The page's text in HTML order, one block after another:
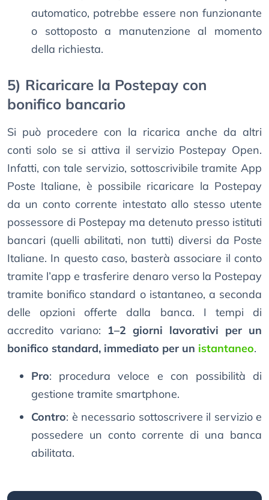
automatico, potrebbe essere non funzionante
o sottoposto a manutenzione al momento
della richiesta.
5) Ricaricare la Postepay con
bonifico bancario
Si può procedere con la ricarica anche da altri
conti solo se si attiva il servizio Postepay Open.
Infatti, con tale servizio, sottoscrivibile tramite App
Poste Italiane, è possibile ricaricare la Postepay
da un conto corrente intestato allo stesso utente
possessore di Postepay ma detenuto presso istituti
bancari (quelli abilitati, non tutti) diversi da Poste
Italiane. In questo caso, basterà associare il conto
tramite l’app e trasferire denaro verso la Postepay
tramite bonifico standard o istantaneo, a seconda
delle opzioni offerte dalla banca. I tempi di
accredito variano: 1–2 giorni lavorativi per un
bonifico standard, immediato per un istantaneo.
Pro: procedura veloce e con possibilità di
gestione tramite smartphone.
Contro: è necessario sottoscrivere il servizio e
possedere un conto corrente di una banca
abilitata.